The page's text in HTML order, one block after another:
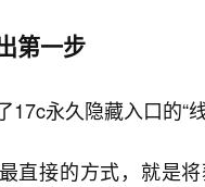
第一步
17c永久隐藏入口的“
直接的方式，就是